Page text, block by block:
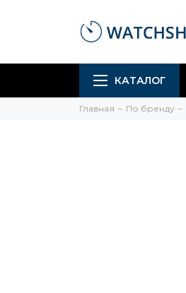
КАТАЛОГ
Главная По бренду